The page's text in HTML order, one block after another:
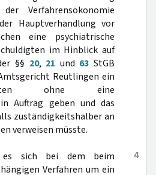
Verfahrensökonomie
Hauptverhandlung vor
eine psychiatrische
im Hinblick auf
§§ 20, 21 und 63 StGB
Reutlingen ein
ohne eine
Auftrag geben und das
zuständigkeitshalber an
verweisen müsste.
4
es sich bei dem beim
Verfahren um ein